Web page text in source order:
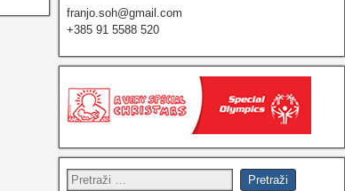
franjo.soh@gmail.com
+385 91 5588 520